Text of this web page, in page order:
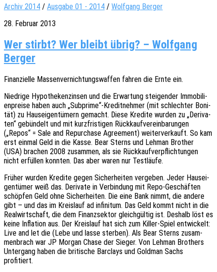
Archiv 2014 / Ausgabe 01 - 2014 / Wolfgang Berger
28. Februar 2013
Wer stirbt? Wer bleibt übrig? – Wolfgang
Berger
Finan­zi­el­le Massen­ver­nich­tungs­waf­fen fahren die Ernte ein.
Nied­ri­ge Hypo­the­ken­zin­sen und die Erwar­tung stei­gen­der Immo­bi­li­
en­prei­se haben auch „Subprime“-Kreditnehmer (mit schlech­ter Boni­
tät) zu Haus­ei­gen­tü­mern gemacht. Diese Kredi­te wurden zu „Deri­va­
ten“ gebün­delt und mit kurz­fris­ti­gen Rück­kauf­ver­ein­ba­run­gen
(„Repos“ = Sale and Repurcha­se Agree­ment) weiter­ver­kauft. So kam
erst einmal Geld in die Kasse. Bear Sterns und Lehman Brot­her
(USA) brachen 2008 zusam­men, als sie Rück­kauf­ver­pflich­tun­gen
nicht erfül­len konn­ten. Das aber waren nur Testläufe.
Früher wurden Kredi­te gegen Sicher­hei­ten verge­ben. Jeder Haus­ei­
gen­tü­mer weiß das. Deri­va­te in Verbin­dung mit Repo-Geschäf­ten
schöp­fen Geld ohne Sicher­hei­ten. Die eine Bank nimmt, die andere
gibt – und das im Kreis­lauf ad infi­ni­tum. Das Geld kommt nicht in die
Real­wirt­schaft, die dem Finanz­sek­tor gleich­gül­tig ist. Deshalb löst es
keine Infla­ti­on aus. Der Kreis­lauf hat sich zum Killer-Spiel entwi­ckelt:
Live and let die (Lebe und lasse ster­ben). Als Bear Sterns zusam­
men­brach war JP Morgan Chase der Sieger. Von Lehman Brot­hers
Unter­gang haben die briti­sche Barclays und Gold­man Sachs
profitiert.